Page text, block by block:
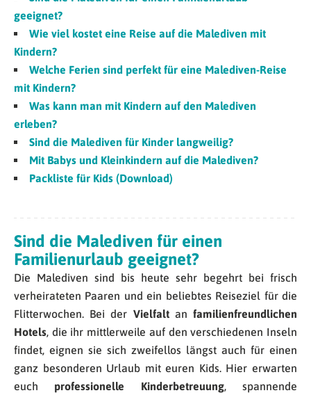
geeignet?
Wie viel kostet eine Reise auf die Malediven mit
Kindern?
Welche Ferien sind perfekt für eine Malediven-Reise
mit Kindern?
Was kann man mit Kindern auf den Malediven
erleben?
Sind die Malediven für Kinder langweilig?
Mit Babys und Kleinkindern auf die Malediven?
Packliste für Kids (Download)
Sind die Malediven für einen
Familienurlaub geeignet?
Die Malediven sind bis heute sehr begehrt bei frisch
verheirateten Paaren und ein beliebtes Reiseziel für die
Flitterwochen. Bei der Vielfaltanfamilienfreundlichen
Hotels, die ihr mittlerweile auf den verschiedenen Inseln
findet, eignen sie sich zweifellos längst auch für einen
ganz besonderen Urlaub mit euren Kids. Hier erwarten
euch professionelle Kinderbetreuung, spannende